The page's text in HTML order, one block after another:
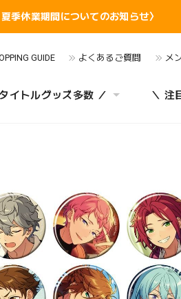
夏季休業期間についてのお知らせ〉
GUIDE よくあるご質問 メ
イトルグッズ多数 ／ ＼ 注